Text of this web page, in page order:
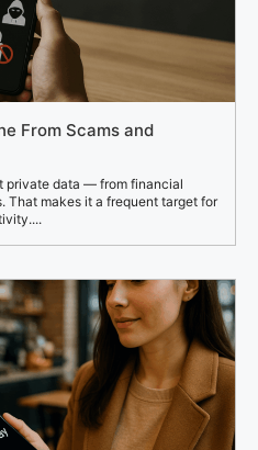
From Scams and
private data — from financial
That makes it a frequent target for